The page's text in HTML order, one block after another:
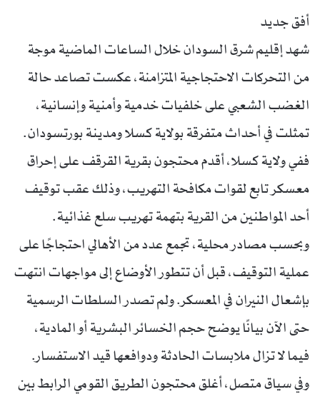
أفق جديد
شهد إقليم شرق السودان خلال الساعات الماضية موجة
من التحركات الاحتجاجية المتزامنة، عكست تصاعد حالة
الغضب الشعبي على خلفيات خدمية وأمنية وإنسانية،
تمثلت في أحداث متفرقة بولاية كسلا ومدينة بورتسودان.
ففي ولاية كسلا، أقدم محتجون بقرية القرقف على إحراق
معسكر تابع لقوات مكافحة التهريب، وذلك عقب توقيف
أحد المواطنين من القرية بتهمة تهريب سلع غذائية.
وبحسب مصادر محلية، تجمع عدد من الأهالي احتجاجًا على
عملية التوقيف، قبل أن تتطور الأوضاع إلى مواجهات انتهت
بإشعال النيران في المعسكر. ولم تصدر السلطات الرسمية
حتى الآن بيانًا يوضح حجم الخسائر البشرية أو المادية،
فيما لا تزال ملابسات الحادثة ودوافعها قيد الاستفسار.
وفي سياق متصل، أغلق محتجون الطريق القومي الرابط بين